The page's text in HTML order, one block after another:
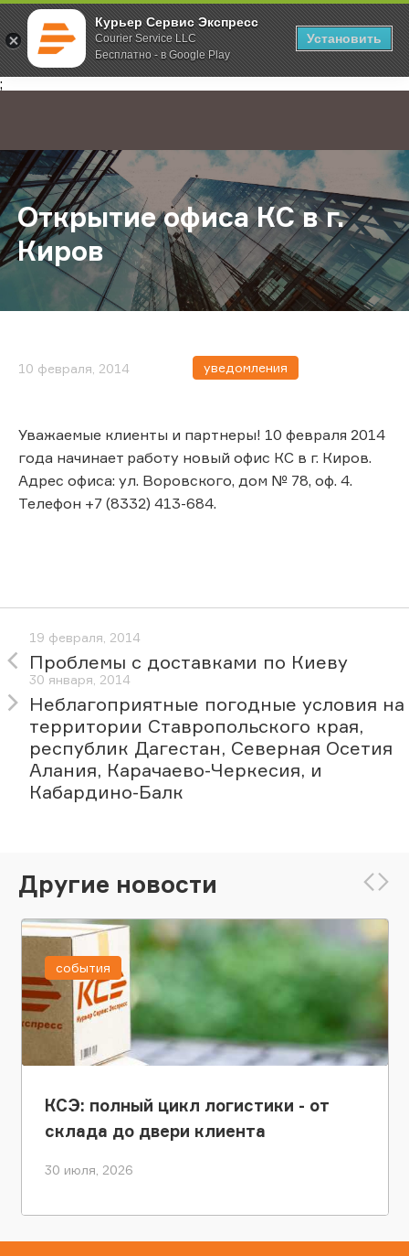
Курьер Сервис Экспресс
Courier Service LLC
Бесплатно - в Google Play
Установить
;
Главная О компании Новости Открытие офиса КС в г. Киров
Открытие офиса КС в г.
Киров
10 февраля, 2014 уведомления
Уважаемые клиенты и партнеры! 10 февраля 2014
года начинает работу новый офис КС в г. Киров.
Адрес офиса: ул. Воровского, дом № 78, оф. 4.
Телефон +7 (8332) 413-684.
19 февраля, 2014
Проблемы с доставками по Киеву
30 января, 2014
Неблагоприятные погодные условия на
территории Ставропольского края,
республик Дагестан, Северная Осетия
Алания, Карачаево-Черкесия, и
Кабардино-Балк
Другие новости
КСЭ: полный цикл логистики - от
склада до двери клиента
30 июля, 2026
события